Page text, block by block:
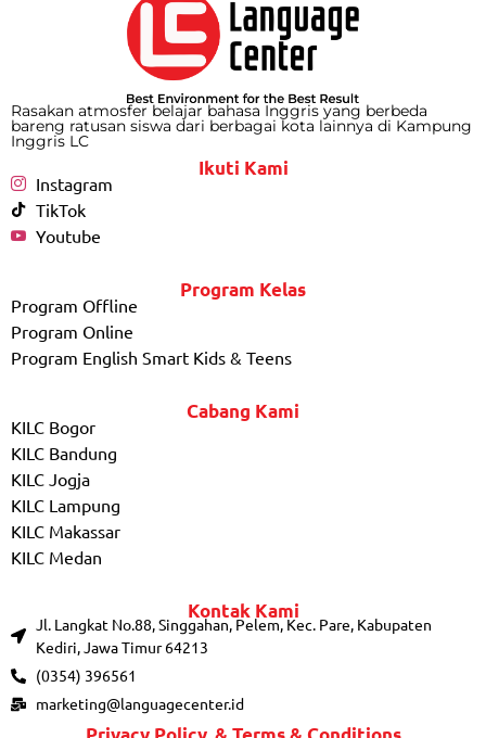
Rasakan atmosfer belajar bahasa Inggris yang berbeda
bareng ratusan siswa dari berbagai kota lainnya di Kampung
Inggris LC
Ikuti Kami
Instagram
TikTok
Youtube
Program Kelas
Program Offline
Program Online
Program English Smart Kids & Teens
Cabang Kami
KILC Bogor
KILC Bandung
KILC Jogja
KILC Lampung
KILC Makassar
KILC Medan
Kontak Kami
Jl. Langkat No.88, Singgahan, Pelem, Kec. Pare, Kabupaten
Kediri, Jawa Timur 64213
(0354) 396561
marketing@languagecenter.id